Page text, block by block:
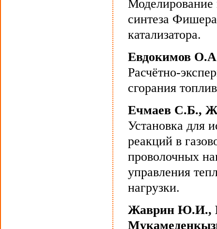
Моделирование
синтеза
катализатора.
Евдокимов
Расчётно-
сгорания
Ечмаев С.Б.,
Установка для
реакций в
проволочных
управления
нагрузки.
Жаврин Ю.И.,